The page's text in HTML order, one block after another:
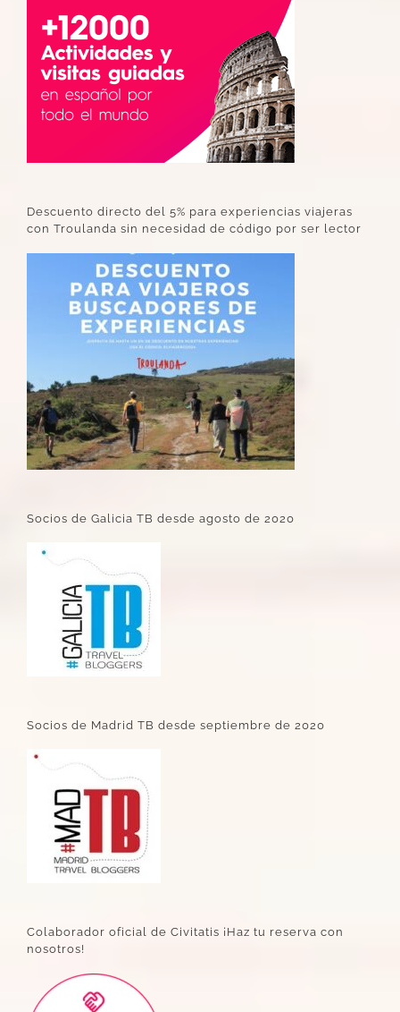
Descuento directo del 5% para experiencias viajeras
con Troulanda sin necesidad de código por ser lector
Socios de Galicia TB desde agosto de 2020
Socios de Madrid TB desde septiembre de 2020
Colaborador oficial de Civitatis ¡Haz tu reserva con
nosotros!